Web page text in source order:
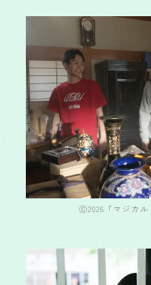
Ⓒ2026「マジカ